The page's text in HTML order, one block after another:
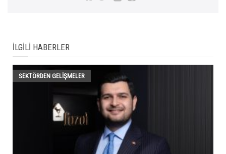
İLGILI HABERLER
SEKTÖRDEN GELIŞMELER